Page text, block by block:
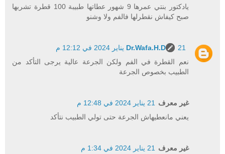
يادكتور بنتي عمرها 9 شهور عطاتها طبيبة 100 قطرة تشربها
صبح كيفاش نقطرلها فالفم ولا وشنو
Dr.Wafa.H.D
21 يناير 2024 في 12:12 م
نعم القطرة في الفم ولكن الجرعة عالية يرجى التأكد من
الطبيب بخصوص الجرعة
غير معرف 21 يناير 2024 في 12:48 م
يعني مانعطيهاش الجرعة حتى تولي الطبيب نتأكد
غير معرف 21 يناير 2024 في 1:34 م